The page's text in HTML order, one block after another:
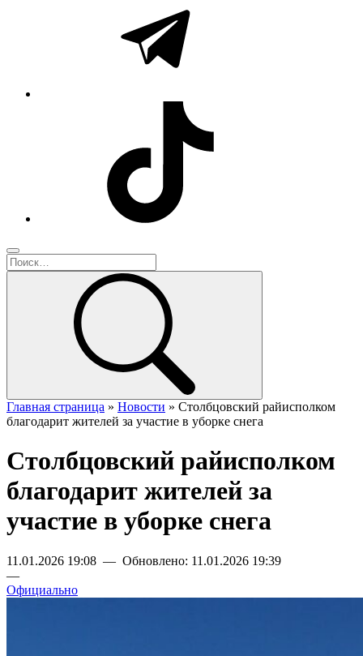
Главная страница » Новости » Столбцовский райисполком
благодарит жителей за участие в уборке снега
Столбцовский райисполком
благодарит жителей за
участие в уборке снега
11.01.2026 19:08 — Обновлено: 11.01.2026 19:39
—
Официально